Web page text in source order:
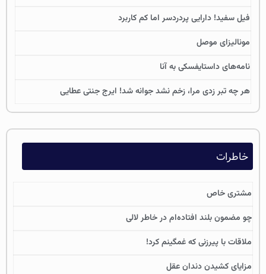
فیل سفید! دارایی پردردسر اما کم کاربرد
مونالیزای موصل
نامه‌های داستایفسکی به آنا
هر چه تبر زدی مرا، زخم نشد جوانه شد! ایرج جنتی عطایی
خاطرات
مشتری خاص
چو مضمون بلند افتاده‌ام در خاطر لالی
ملاقات با پیرزنی که غمگینم کرد!
مزایای کشیدن دندان عقل